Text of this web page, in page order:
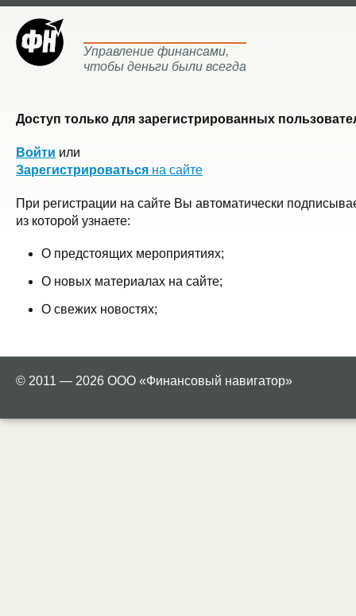
Управление финансами,
чтобы деньги были всегда
Доступ только для зарегистрированных
Войти или
Зарегистрироваться на сайте
При регистрации на сайте Вы автоматически
из которой узнаете:
О предстоящих мероприятиях;
О новых материалах на сайте;
О свежих новостях;
© 2011 — 2026 ООО «Финансовый навигатор»